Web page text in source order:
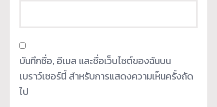
บันทึกชื่อ, อีเมล และชื่อเว็บไซต์ของฉันบน
เบราว์เซอร์นี้ สำหรับการแสดงความเห็นครั้งถัด
ไป